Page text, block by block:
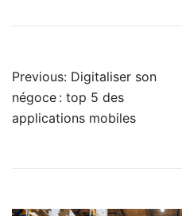
Previous: Digitaliser son
négoce : top 5 des
applications mobiles